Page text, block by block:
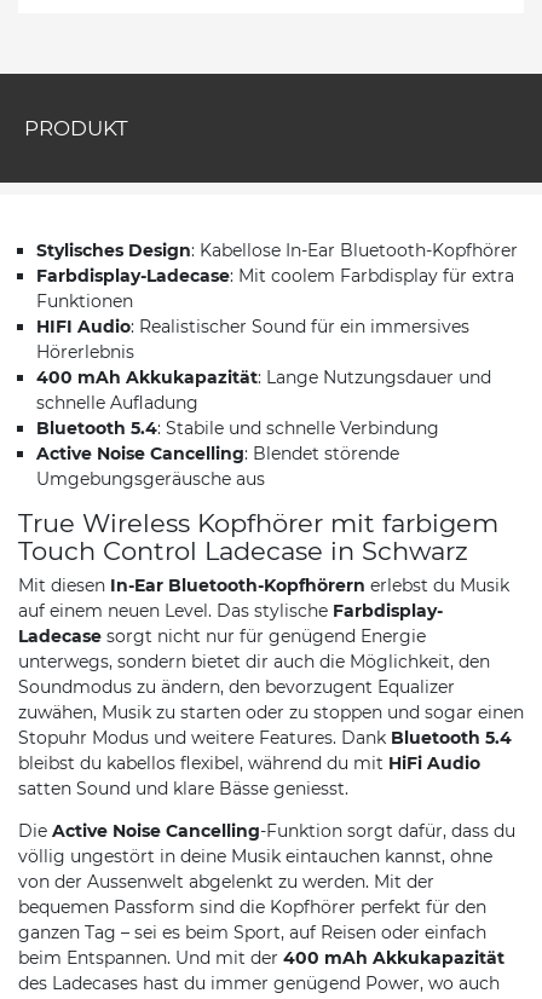
PRODUKT
Stylisches Design: Kabellose In-Ear Bluetooth-Kopfhörer
Farbdisplay-Ladecase: Mit coolem Farbdisplay für extra
Funktionen
HIFI Audio: Realistischer Sound für ein immersives
Hörerlebnis
400 mAh Akkukapazität: Lange Nutzungsdauer und
schnelle Aufladung
Bluetooth 5.4: Stabile und schnelle Verbindung
Active Noise Cancelling: Blendet störende
Umgebungsgeräusche aus
True Wireless Kopfhörer mit farbigem
Touch Control Ladecase in Schwarz
Mit diesen In-Ear Bluetooth-Kopfhörern erlebst du Musik
auf einem neuen Level. Das stylische Farbdisplay-
Ladecase sorgt nicht nur für genügend Energie
unterwegs, sondern bietet dir auch die Möglichkeit, den
Soundmodus zu ändern, den bevorzugent Equalizer
zuwähen, Musik zu starten oder zu stoppen und sogar einen
Stopuhr Modus und weitere Features. Dank Bluetooth 5.4
bleibst du kabellos flexibel, während du mit HiFi Audio
satten Sound und klare Bässe geniesst.
Die Active Noise Cancelling-Funktion sorgt dafür, dass du
völlig ungestört in deine Musik eintauchen kannst, ohne
von der Aussenwelt abgelenkt zu werden. Mit der
bequemen Passform sind die Kopfhörer perfekt für den
ganzen Tag – sei es beim Sport, auf Reisen oder einfach
beim Entspannen. Und mit der 400 mAh Akkukapazität
des Ladecases hast du immer genügend Power, wo auch